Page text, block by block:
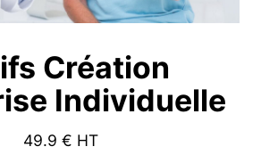
Création
Individuelle
49.9 € HT